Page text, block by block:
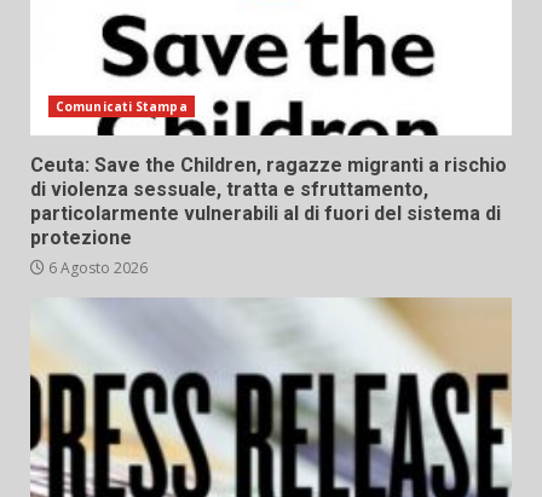
Comunicati Stampa
Ceuta: Save the Children, ragazze migranti a rischio
di violenza sessuale, tratta e sfruttamento,
particolarmente vulnerabili al di fuori del sistema di
protezione
6 Agosto 2026